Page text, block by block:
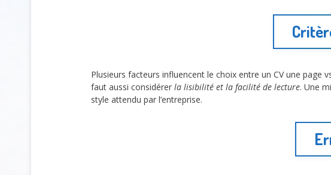
Plusieurs facteurs influencent le choix entre un CV une page
faut aussi considérer la lisibilité et la facilité de lecture. Une
style attendu par l’entreprise.